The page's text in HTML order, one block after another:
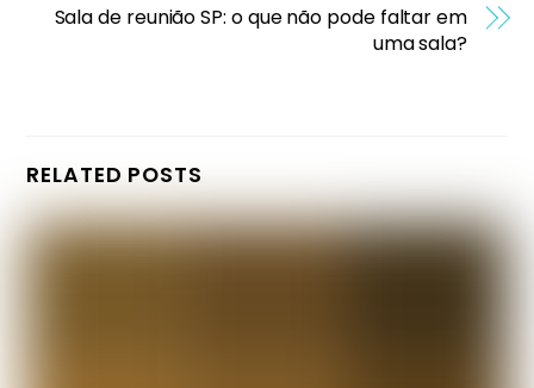
Sala de reunião SP: o que não pode faltar em
uma sala?
RELATED POSTS